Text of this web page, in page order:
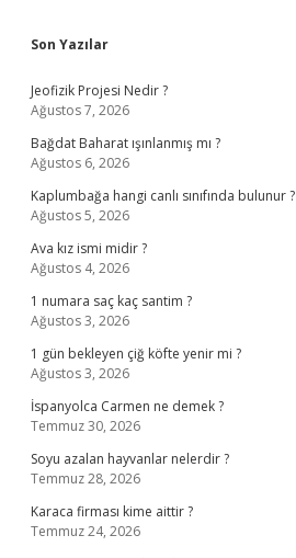
Sidebar
Son Yazılar
Jeofizik Projesi Nedir ?
Ağustos 7, 2026
Bağdat Baharat ışınlanmış mı ?
Ağustos 6, 2026
Kaplumbağa hangi canlı sınıfında bulunur ?
Ağustos 5, 2026
Ava kız ismi midir ?
Ağustos 4, 2026
1 numara saç kaç santim ?
Ağustos 3, 2026
1 gün bekleyen çiğ köfte yenir mi ?
Ağustos 3, 2026
İspanyolca Carmen ne demek ?
Temmuz 30, 2026
Soyu azalan hayvanlar nelerdir ?
Temmuz 28, 2026
Karaca firması kime aittir ?
Temmuz 24, 2026